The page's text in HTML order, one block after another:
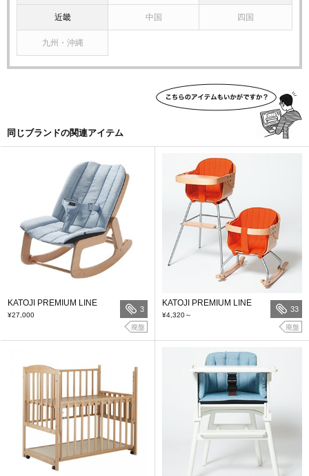
近畿 中国 四国
九州・沖縄
同じブランドの関連アイテム
KATOJI PREMIUM LINE
¥27,000
3
廃盤
KATOJI PREMIUM LINE
¥4,320～
33
廃盤